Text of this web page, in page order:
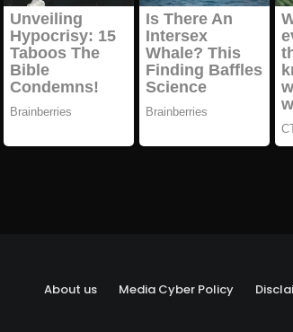
About us Media Cyber Policy